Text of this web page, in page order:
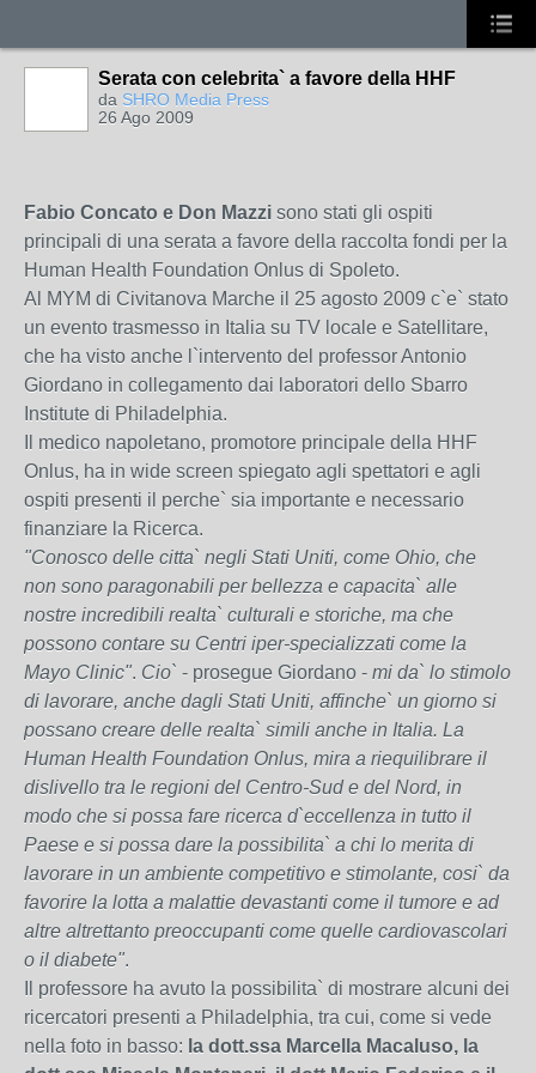
Serata con celebrita` a favore della HHF
da SHRO Media Press
26 Ago 2009
Fabio Concato e Don Mazzi sono stati gli ospiti
principali di una serata a favore della raccolta fondi per la
Human Health Foundation Onlus di Spoleto.
Al MYM di Civitanova Marche il 25 agosto 2009 c`e` stato
un evento trasmesso in Italia su TV locale e Satellitare,
che ha visto anche l`intervento del professor Antonio
Giordano in collegamento dai laboratori dello Sbarro
Institute di Philadelphia.
Il medico napoletano, promotore principale della HHF
Onlus, ha in wide screen spiegato agli spettatori e agli
ospiti presenti il perche` sia importante e necessario
finanziare la Ricerca.
"Conosco delle citta` negli Stati Uniti, come Ohio, che
non sono paragonabili per bellezza e capacita` alle
nostre incredibili realta` culturali e storiche, ma che
possono contare su Centri iper-specializzati come la
Mayo Clinic". Cio` - prosegue Giordano - mi da` lo stimolo
di lavorare, anche dagli Stati Uniti, affinche` un giorno si
possano creare delle realta` simili anche in Italia. La
Human Health Foundation Onlus, mira a riequilibrare il
dislivello tra le regioni del Centro-Sud e del Nord, in
modo che si possa fare ricerca d`eccellenza in tutto il
Paese e si possa dare la possibilita` a chi lo merita di
lavorare in un ambiente competitivo e stimolante, cosi` da
favorire la lotta a malattie devastanti come il tumore e ad
altre altrettanto preoccupanti come quelle cardiovascolari
o il diabete".
Il professore ha avuto la possibilita` di mostrare alcuni dei
ricercatori presenti a Philadelphia, tra cui, come si vede
nella foto in basso: la dott.ssa Marcella Macaluso, la